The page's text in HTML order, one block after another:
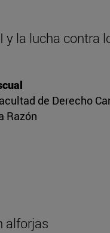
y la lucha contra
de Derecho
Razón
alforjas